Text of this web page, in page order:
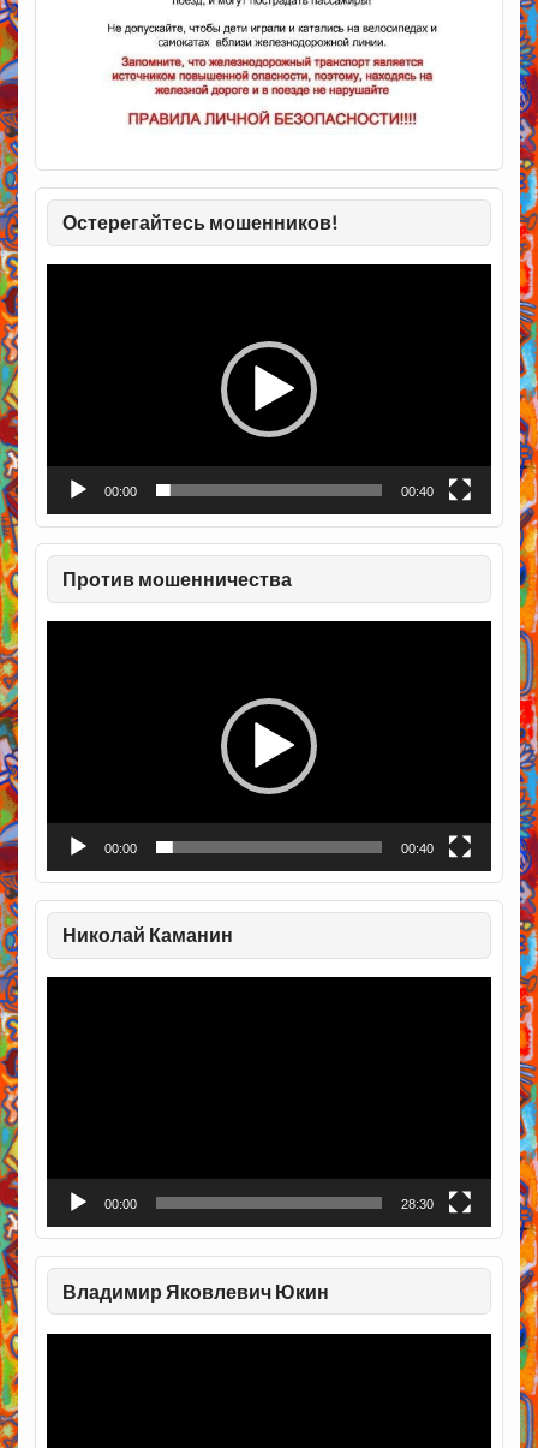
Остерегайтесь мошенников!
Видеоплеер
00:00 00:40
Против мошенничества
Видеоплеер
00:00 00:40
Николай Каманин
Видеоплеер
00:00 28:30
Владимир Яковлевич Юкин
Видеоплеер